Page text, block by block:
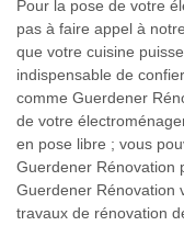
Pour la pose de votre
pas à faire appel à
que votre cuisine
indispensable de
comme Guerdener
de votre
en pose libre ; vous
Guerdener Rénovation
Guerdener Rénovation
travaux de rénovation